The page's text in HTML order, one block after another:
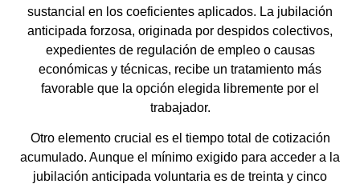
sustancial en los coeficientes aplicados. La jubilación
anticipada forzosa, originada por despidos colectivos,
expedientes de regulación de empleo o causas
económicas y técnicas, recibe un tratamiento más
favorable que la opción elegida libremente por el
trabajador.
Otro elemento crucial es el tiempo total de cotización
acumulado. Aunque el mínimo exigido para acceder a la
jubilación anticipada voluntaria es de treinta y cinco